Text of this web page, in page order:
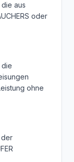
die aus
oder
die
ohne
der